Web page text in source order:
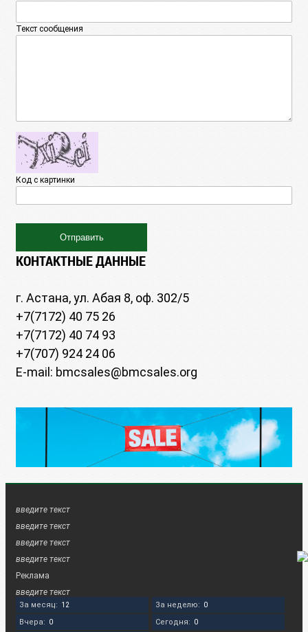
Текст сообщения
Код с картинки
КОНТАКТНЫЕ ДАННЫЕ
г. Астана, ул. Абая 8, оф. 302/5
+7(7172) 40 75 26
+7(7172) 40 74 93
+7(707) 924 24 06
E-mail: bmcsales@bmcsales.org
введите текст
введите текст
введите текст
введите текст
Реклама
введите текст
За месяц: 12 За неделю: 0
Вчера: 0 Сегодня: 0